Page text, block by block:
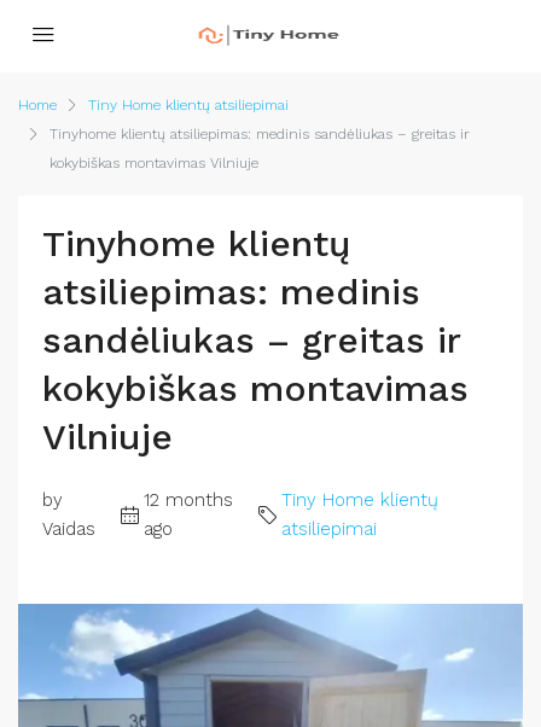
Home
Tiny Home klientų atsiliepimai
Tinyhome klientų atsiliepimas: medinis sandėliukas – greitas ir
kokybiškas montavimas Vilniuje
Tinyhome klientų
atsiliepimas: medinis
sandėliukas – greitas ir
kokybiškas montavimas
Vilniuje
by
Vaidas
12 months
ago
Tiny Home klientų
atsiliepimai